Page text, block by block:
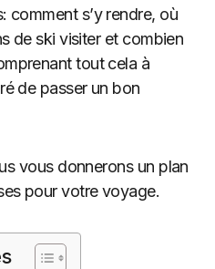
comment s’y rendre, où
de ski visiter et combien
tout cela à
de passer un bon
vous donnerons un plan
pour votre voyage.